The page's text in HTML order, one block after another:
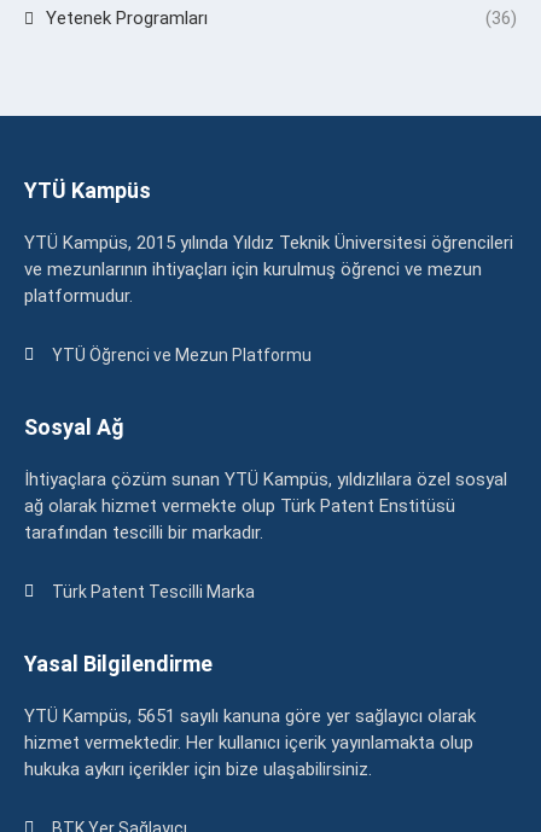
Yetenek Programları (36)
YTÜ Kampüs
YTÜ Kampüs, 2015 yılında Yıldız Teknik Üniversitesi öğrencileri
ve mezunlarının ihtiyaçları için kurulmuş öğrenci ve mezun
platformudur.
YTÜ Öğrenci ve Mezun Platformu
Sosyal Ağ
İhtiyaçlara çözüm sunan YTÜ Kampüs, yıldızlılara özel sosyal
ağ olarak hizmet vermekte olup Türk Patent Enstitüsü
tarafından tescilli bir markadır.
Türk Patent Tescilli Marka
Yasal Bilgilendirme
YTÜ Kampüs, 5651 sayılı kanuna göre yer sağlayıcı olarak
hizmet vermektedir. Her kullanıcı içerik yayınlamakta olup
hukuka aykırı içerikler için bize ulaşabilirsiniz.
BTK Yer Sağlayıcı